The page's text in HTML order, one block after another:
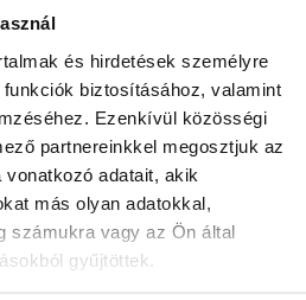
és hirdetések személyre
biztosításához, valamint
Ezenkívül közösségi
partnereinkkel megosztjuk az
vonatkozó adatait, akik
más olyan adatokkal,
számukra vagy az Ön által
gyűjtöttek.